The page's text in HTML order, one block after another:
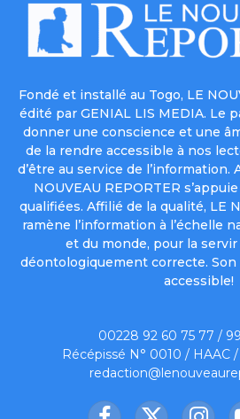
Fondé et installé au Togo, LE
édité par GENIAL LIS MEDIA. Le
donner une conscience et une
de la rendre accessible à nos
d’être au service de l’information.
NOUVEAU REPORTER
qualifiées. Affilié de la qualité, LE
ramène l’information à l’échelle
et du monde, pour la
déontologiquement correcte. Son
accessible!
00228 92 60 75 77 /
Récépissé N° 0010 / HAAC